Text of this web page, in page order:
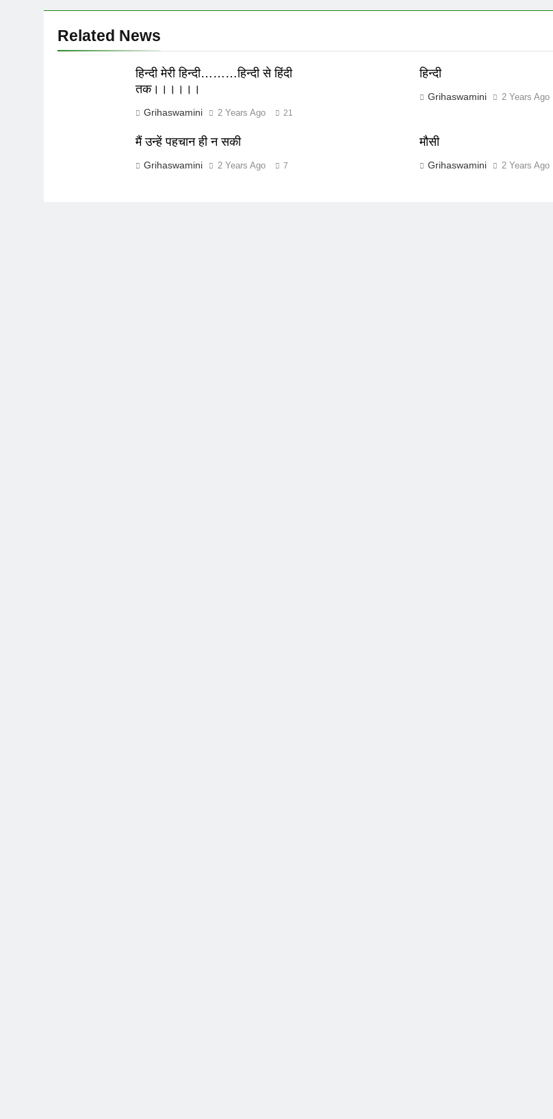
Related News
हिन्दी मेरी हिन्दी………हिन्दी से हिंदी
तक।।।।।।
Grihaswamini 2 Years Ago 21
हिन्दी
Grihaswamini 2 Years Ago
मैं उन्हें पहचान ही न सकी
Grihaswamini 2 Years Ago 7
मौसी
Grihaswamini 2 Years Ago